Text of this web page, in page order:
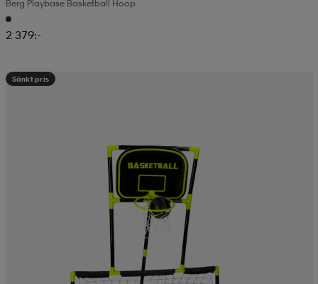
Berg Playbase Basketball Hoop
2 379:-
Sänkt pris